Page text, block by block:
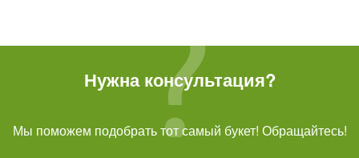
Нужна консультация?
Мы поможем подобрать тот самый букет! Обращайтесь!